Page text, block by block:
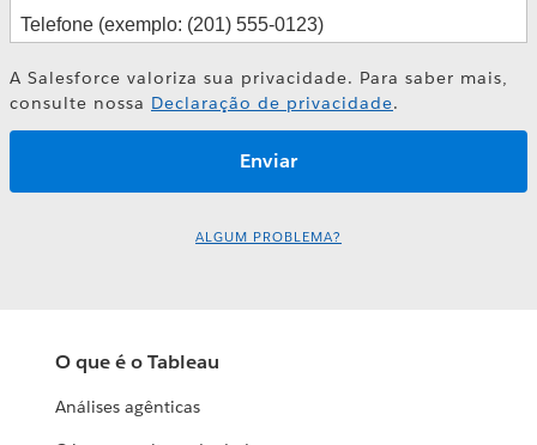
A Salesforce valoriza sua privacidade. Para saber mais,
consulte nossa Declaração de privacidade.
ALGUM PROBLEMA?
O que é o Tableau
Análises agênticas